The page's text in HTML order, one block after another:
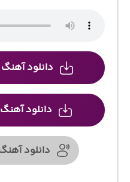
دانلود آهنگ
دانلود آهنگ
دانلود